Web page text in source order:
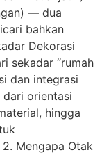
— dua
bahkan
Dekorasi
sekadar “rumah
dan integrasi
orientasi
hingga
Mengapa Otak